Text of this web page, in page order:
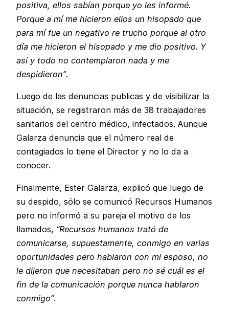
positiva, ellos sabían porque yo les informé.
Porque a mí me hicieron ellos un hisopado que
para mí fue un negativo re trucho porque al otro
día me hicieron el hisopado y me dio positivo. Y
así y todo no contemplaron nada y me
despidieron”.
Luego de las denuncias publicas y de visibilizar la
situación, se registraron más de 38 trabajadores
sanitarios del centro médico, infectados. Aunque
Galarza denuncia que el número real de
contagiados lo tiene el Director y no lo da a
conocer.
Finalmente, Ester Galarza, explicó que luego de
su despido, sólo se comunicó Recursos Humanos
pero no informó a su pareja el motivo de los
llamados, “Recursos humanos trató de
comunicarse, supuestamente, conmigo en varias
oportunidades pero hablaron con mi esposo, no
le dijeron que necesitaban pero no sé cuál es el
fin de la comunicación porque nunca hablaron
conmigo”.